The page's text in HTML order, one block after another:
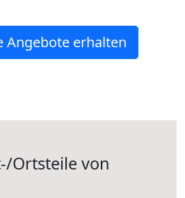
Angebote erhalten
Ortsteile von